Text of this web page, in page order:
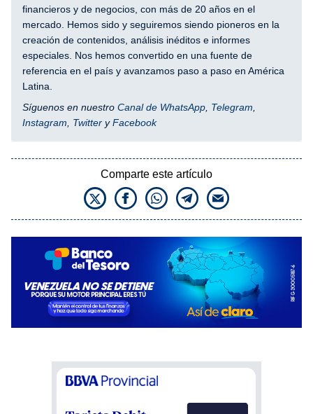
financieros y de negocios, con más de 20 años en el
mercado. Hemos sido y seguiremos siendo pioneros en la
creación de contenidos, análisis inéditos e informes
especiales. Nos hemos convertido en una fuente de
referencia en el país y avanzamos paso a paso en América
Latina.
Síguenos en nuestro Canal de WhatsApp Telegram
Instagram
Twitter yFacebook
Comparte este artículo